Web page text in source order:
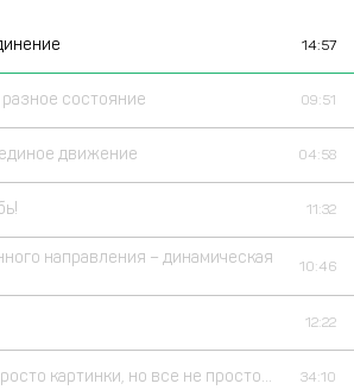
14:57
состояние 09:51
движение 04:58
11:32
направления – динамическая
10:46
12:22
картинки, но все не просто... 34:10